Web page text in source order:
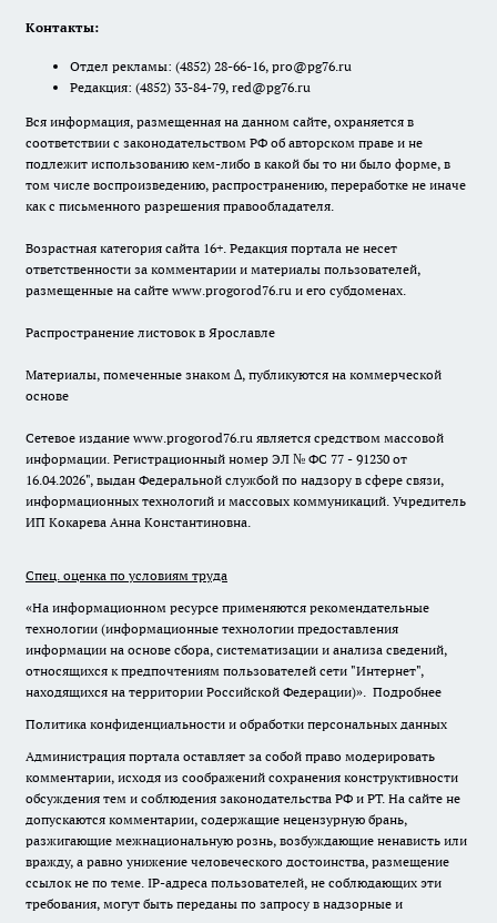
Контакты:
Отдел рекламы: (4852) 28-66-16, pro@pg76.ru
Редакция: (4852) 33-84-79, red@pg76.ru
Вся информация, размещенная на данном сайте, охраняется в
соответствии с законодательством РФ об авторском праве и не
подлежит использованию кем-либо в какой бы то ни было форме, в
том числе воспроизведению, распространению, переработке не иначе
как с письменного разрешения правообладателя.
Возрастная категория сайта 16+. Редакция портала не несет
ответственности за комментарии и материалы пользователей,
размещенные на сайте www.progorod76.ru и его субдоменах.
Распространение листовок в Ярославле
Материалы, помеченные знаком ∆, публикуются на коммерческой
основе
Сетевое издание www.progorod76.ru является средством массовой
информации. Регистрационный номер ЭЛ № ФС 77 - 91230 от
16.04.2026", выдан Федеральной службой по надзору в сфере связи,
информационных технологий и массовых коммуникаций. Учредитель
ИП Кокарева Анна Константиновна.
Спец. оценка по условиям труда
«На информационном ресурсе применяются рекомендательные
технологии (информационные технологии предоставления
информации на основе сбора, систематизации и анализа сведений,
относящихся к предпочтениям пользователей сети "Интернет",
находящихся на территории Российской Федерации)». Подробнее
Политика конфиденциальности и обработки персональных данных
Администрация портала оставляет за собой право модерировать
комментарии, исходя из соображений сохранения конструктивности
обсуждения тем и соблюдения законодательства РФ и РТ. На сайте не
допускаются комментарии, содержащие нецензурную брань,
разжигающие межнациональную рознь, возбуждающие ненависть или
вражду, а равно унижение человеческого достоинства, размещение
ссылок не по теме. IP-адреса пользователей, не соблюдающих эти
требования, могут быть переданы по запросу в надзорные и